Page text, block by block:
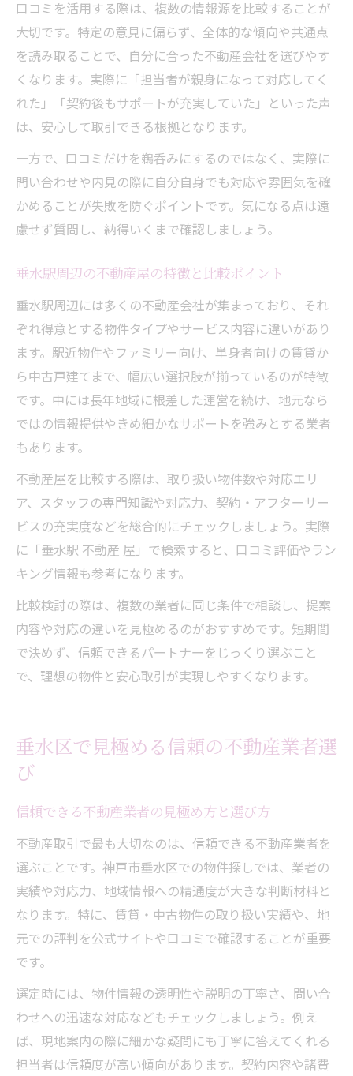
口コミを活用する際は、複数の情報源を比較することが
大切です。特定の意見に偏らず、全体的な傾向や共通点
を読み取ることで、自分に合った不動産会社を選びやす
くなります。実際に「担当者が親身になって対応してく
れた」「契約後もサポートが充実していた」といった声
は、安心して取引できる根拠となります。
一方で、口コミだけを鵜呑みにするのではなく、実際に
問い合わせや内見の際に自分自身でも対応や雰囲気を確
かめることが失敗を防ぐポイントです。気になる点は遠
慮せず質問し、納得いくまで確認しましょう。
垂水駅周辺の不動産屋の特徴と比較ポイント
垂水駅周辺には多くの不動産会社が集まっており、それ
ぞれ得意とする物件タイプやサービス内容に違いがあり
ます。駅近物件やファミリー向け、単身者向けの賃貸か
ら中古戸建てまで、幅広い選択肢が揃っているのが特徴
です。中には長年地域に根差した運営を続け、地元なら
ではの情報提供やきめ細かなサポートを強みとする業者
もあります。
不動産屋を比較する際は、取り扱い物件数や対応エリ
ア、スタッフの専門知識や対応力、契約・アフターサー
ビスの充実度などを総合的にチェックしましょう。実際
に「垂水駅 不動産 屋」で検索すると、口コミ評価やラン
キング情報も参考になります。
比較検討の際は、複数の業者に同じ条件で相談し、提案
内容や対応の違いを見極めるのがおすすめです。短期間
で決めず、信頼できるパートナーをじっくり選ぶこと
で、理想の物件と安心取引が実現しやすくなります。
垂水区で見極める信頼の不動産業者選
び
信頼できる不動産業者の見極め方と選び方
不動産取引で最も大切なのは、信頼できる不動産業者を
選ぶことです。神戸市垂水区での物件探しでは、業者の
実績や対応力、地域情報への精通度が大きな判断材料と
なります。特に、賃貸・中古物件の取り扱い実績や、地
元での評判を公式サイトや口コミで確認することが重要
です。
選定時には、物件情報の透明性や説明の丁寧さ、問い合
わせへの迅速な対応などもチェックしましょう。例え
ば、現地案内の際に細かな疑問にも丁寧に答えてくれる
担当者は信頼度が高い傾向があります。契約内容や諸費